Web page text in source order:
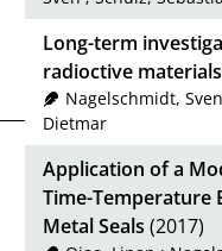
Long-term
radioctive materials
Nagelschmidt, Sven
Dietmar
Application of a
Time-Temperature
Metal Seals (2017)